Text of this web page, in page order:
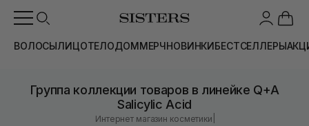
ВОЛОСЫЛИЦОТЕЛОДОММЕРЧНОВИНКИБЕСТСЕЛЛЕРЫ
Группа коллекции товаров в линейке Q+A
Salicylic Acid
Интернет магазин косметики